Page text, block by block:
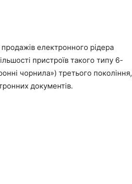
електронного рідера
пристроїв такого типу 6-
чорнила») третього покоління,
документів.